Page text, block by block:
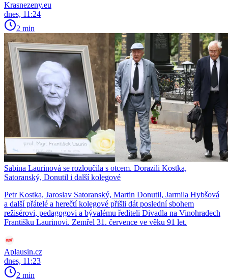
Krasnezeny.eu
dnes, 11:24
2 min
Sabina Laurinová se rozloučila s otcem. Dorazili Kostka,
Satoranský, Donutil i další kolegové
Petr Kostka, Jaroslav Satoranský, Martin Donutil, Jarmila Hybšová
a další přátelé a herečtí kolegové přišli dát poslední sbohem
režisérovi, pedagogovi a bývalému řediteli Divadla na Vinohradech
Františku Laurinovi. Zemřel 31. července ve věku 91 let.
Aplausin.cz
dnes, 11:23
2 min